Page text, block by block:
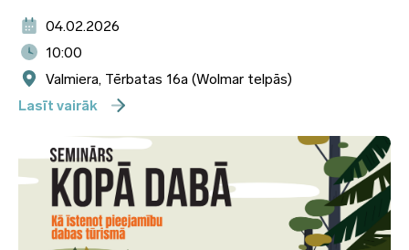
04.02.2026
10:00
Valmiera, Tērbatas 16a (Wolmar telpās)
Lasīt vairāk